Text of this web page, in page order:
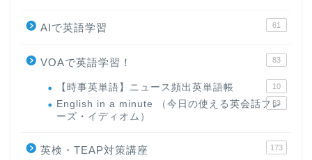
AIで英語学習 61
VOAで英語学習！ 83
【時事英単語】ニュース頻出英単語帳 10
English in a minute （今日の使える英会話フレ
ーズ・イディオム）
63
英検・TEAP対策講座 173